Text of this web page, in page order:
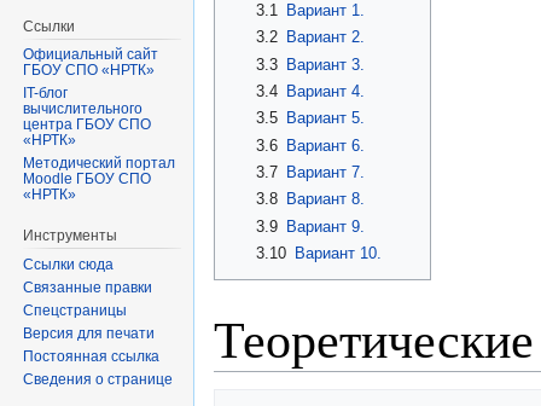
3.1
Вариант 1.
3.2
Вариант 2.
3.3
Вариант 3.
3.4
Вариант 4.
3.5
Вариант 5.
3.6 Вариант 6.
3.7
Вариант 7.
3.8
Вариант 8.
3.9 Вариант 9.
3.10
Вариант 10.
Ссылки
Официальный сайт
ГБОУ СПО «НРТК»
IT-блог
вычислительного
центра ГБОУ СПО
«НРТК»
Методический портал
Moodle ГБОУ СПО
«НРТК»
Инструменты
Ссылки сюда
Связанные правки
Спецстраницы
Версия для печати
Постоянная ссылка
Сведения о странице